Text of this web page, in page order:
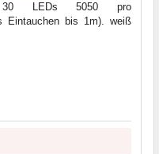
30 LEDs 5050 pro
Eintauchen bis 1m). weiß